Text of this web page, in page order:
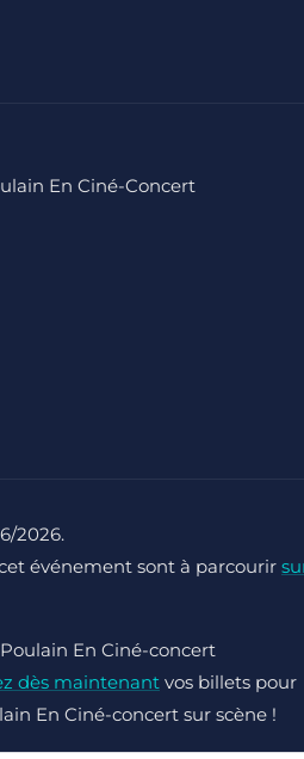
En Ciné-Concert
2026.
événement sont à parcourir
En Ciné-concert
dès maintenant vos billets pour
En Ciné-concert sur scène !